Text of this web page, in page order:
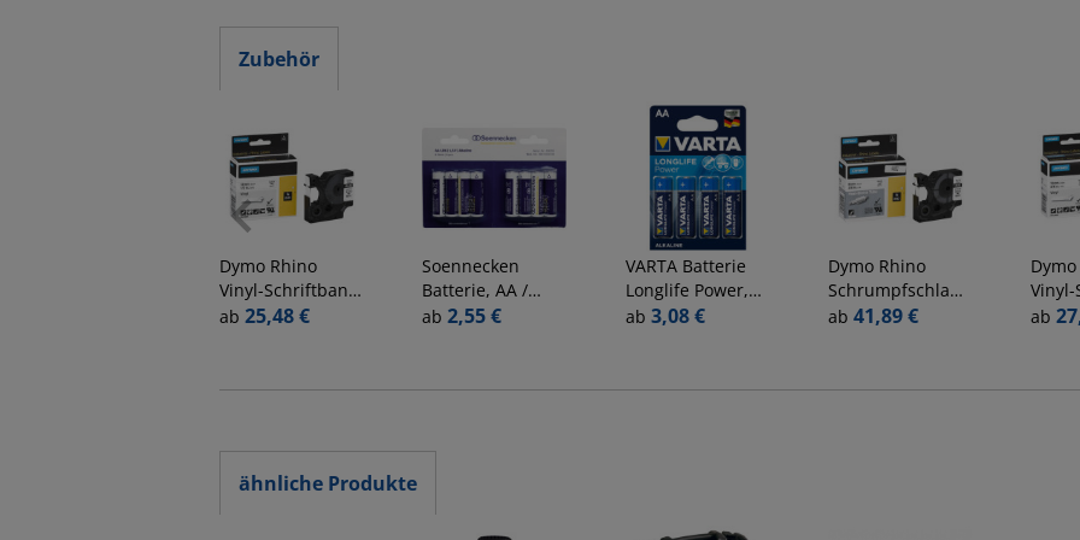
Zubehör
Dymo Rhino
Vinyl-Schriftband
18444 12mm x
flexibel
ab 25,48 €
Soennecken
Batterie, AA /
Mignon / LR06,
ab 2,55 €
VARTA Batterie
Longlife Power,
AA / Mignon /
ab 3,08 €
Dymo Rhino
Schrumpfschlauch
18053 9mm x
hitzebeständig
ab 41,89 €
Dymo
18445
ab
ähnliche Produkte